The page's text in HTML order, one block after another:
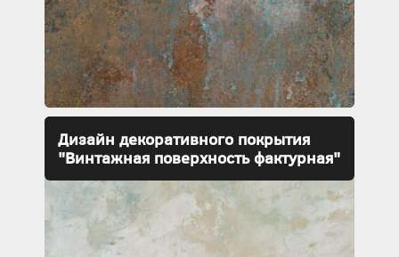
Дизайн декоративного покрытия
"Винтажная поверхность фактурная"